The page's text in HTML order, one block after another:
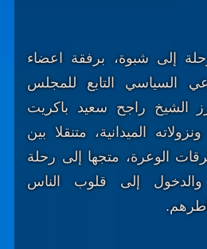
إلى شبوة، برفقة اعضاء
السياسي التابع للمجلس
برز الشيخ راجح سعيد باكريت
الميدانية، متنقلا بين
الوعرة، متجها إلى رحلة
والدخول إلى قلوب الناس